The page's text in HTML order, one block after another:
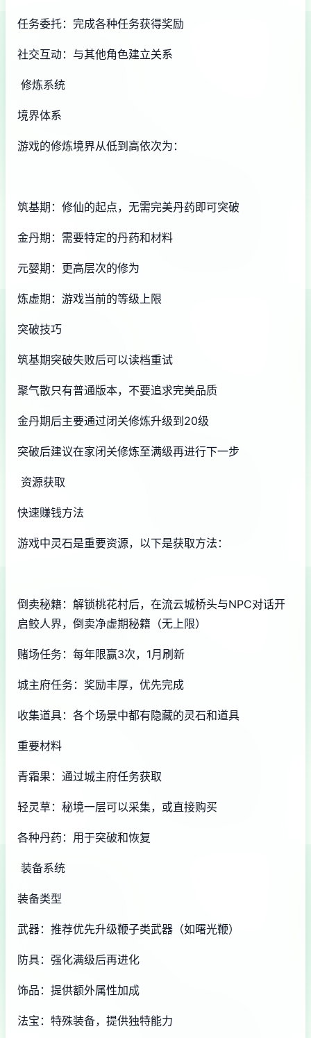
任务委托：完成各种任务获得奖励
社交互动：与其他角色建立关系
修炼系统
境界体系
游戏的修炼境界从低到高依次为：
筑基期：修仙的起点，无需完美丹药即可突破
金丹期：需要特定的丹药和材料
元婴期：更高层次的修为
炼虚期：游戏当前的等级上限
突破技巧
筑基期突破失败后可以读档重试
聚气散只有普通版本，不要追求完美品质
金丹期后主要通过闭关修炼升级到20级
突破后建议在家闭关修炼至满级再进行下一步
资源获取
快速赚钱方法
游戏中灵石是重要资源，以下是获取方法：
倒卖秘籍：解锁桃花村后，在流云城桥头与NPC对话开
启鲛人界，倒卖净虚期秘籍（无上限）
赌场任务：每年限赢3次，1月刷新
城主府任务：奖励丰厚，优先完成
收集道具：各个场景中都有隐藏的灵石和道具
重要材料
青霜果：通过城主府任务获取
轻灵草：秘境一层可以采集，或直接购买
各种丹药：用于突破和恢复
装备系统
装备类型
武器：推荐优先升级鞭子类武器（如曙光鞭）
防具：强化满级后再进化
饰品：提供额外属性加成
法宝：特殊装备，提供独特能力